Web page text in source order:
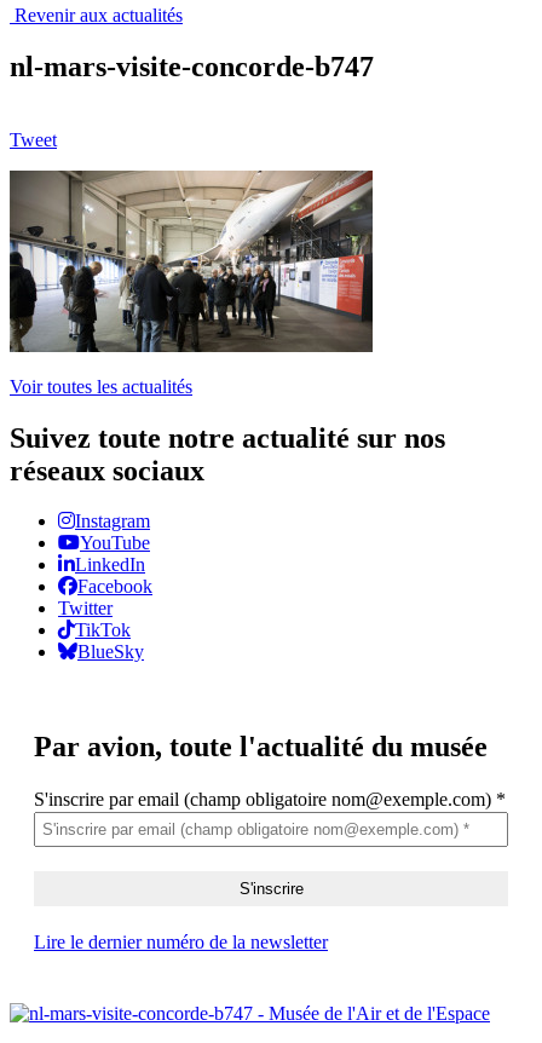
Revenir aux actualités
nl-mars-visite-concorde-b747
Tweet
Voir toutes les actualités
Suivez toute notre actualité sur nos
réseaux sociaux
Instagram
YouTube
LinkedIn
Facebook
Twitter
TikTok
BlueSky
Par avion, toute l'actualité du musée
S'inscrire par email (champ obligatoire nom@exemple.com) *
Lire le dernier numéro de la newsletter